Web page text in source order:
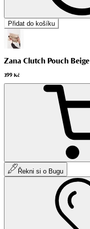
Přidat do košíku
Zana Clutch Pouch Beige
399 Kč
Řekni si o Bugu